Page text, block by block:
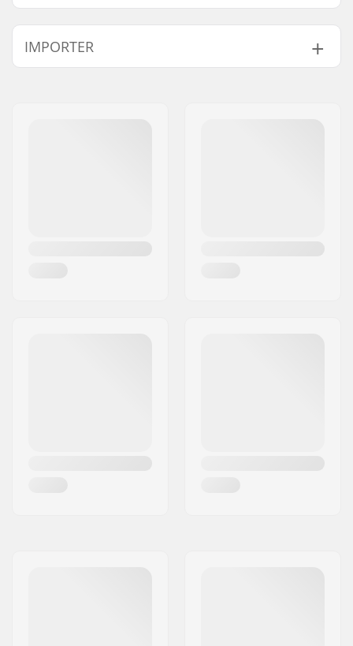
Length:
55.9cm (22")
Width:
IMPORTER